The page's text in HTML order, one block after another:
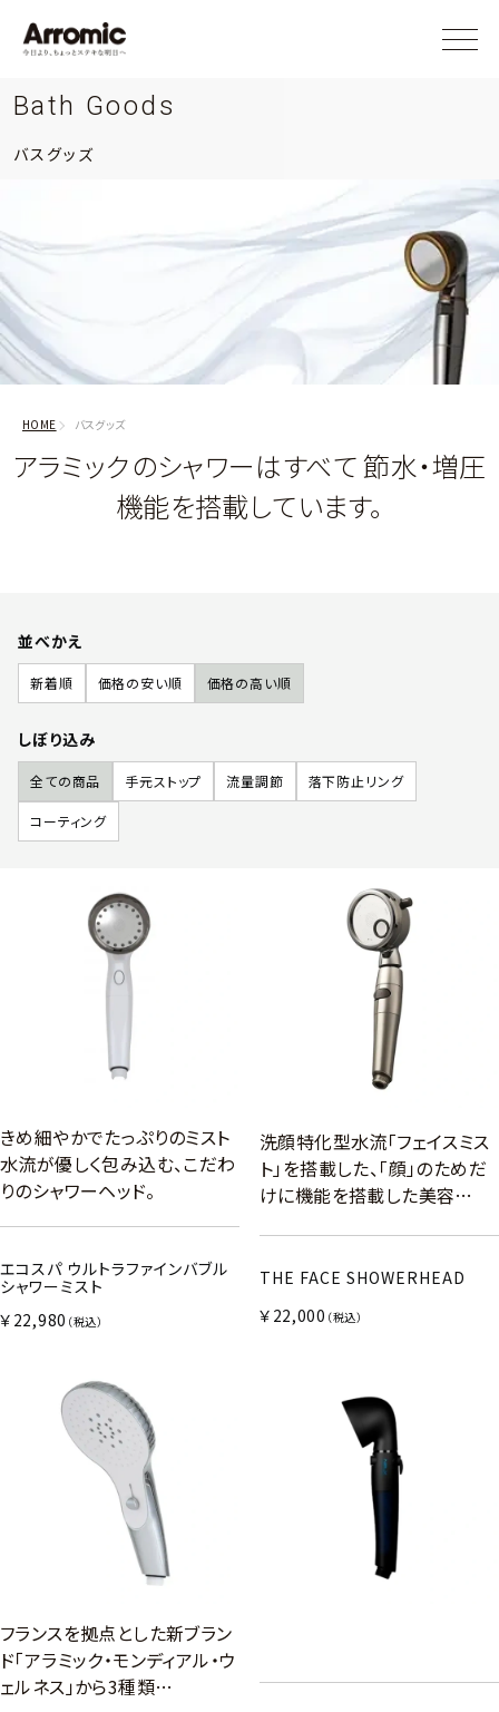
Bath Goods
バスグッズ
HOME バスグッズ
アラミックのシャワーはすべて 節水・増圧
機能を搭載しています。
並べかえ
新着順 価格の安い順 価格の高い順
しぼり込み
全ての商品 手元ストップ 流量調節 落下防止リング
コーティング
きめ細やかでたっぷりのミスト
水流が優しく包み込む、こだわ
りのシャワーヘッド。
エコスパ ウルトラファインバブル
シャワーミスト
￥22,980 （税込）
洗顔特化型水流「フェイスミス
ト」を搭載した、「顔」のためだ
けに機能を搭載した美容…
THE FACE SHOWERHEAD
￥22,000 （税込）
フランスを拠点とした新ブラン
ド「アラミック・モンディアル・ウ
ェルネス」から3種類…